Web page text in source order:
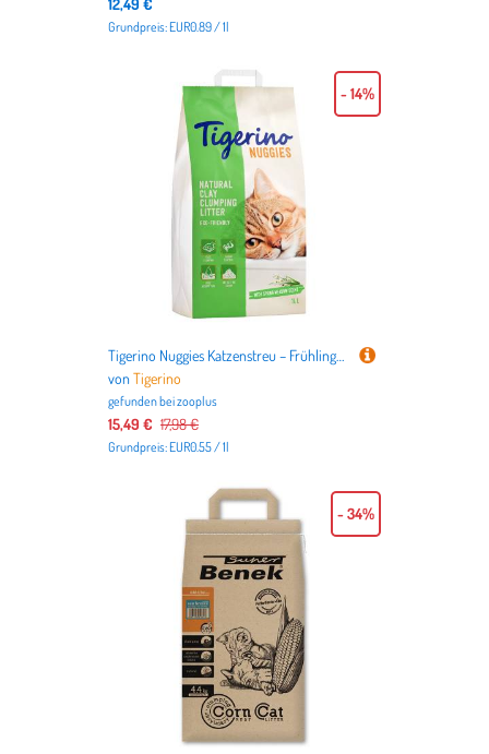
12,49 €
Grundpreis: EUR0.89 / 1l
Tigerino Nuggies Katzenstreu – Frühlingswiesenduft - Sparpaket 2 x 14 l
vonTigerino
gefunden beizooplus
15,49 € 17,98 €
Grundpreis: EUR0.55 / 1l
- 14%
- 34%